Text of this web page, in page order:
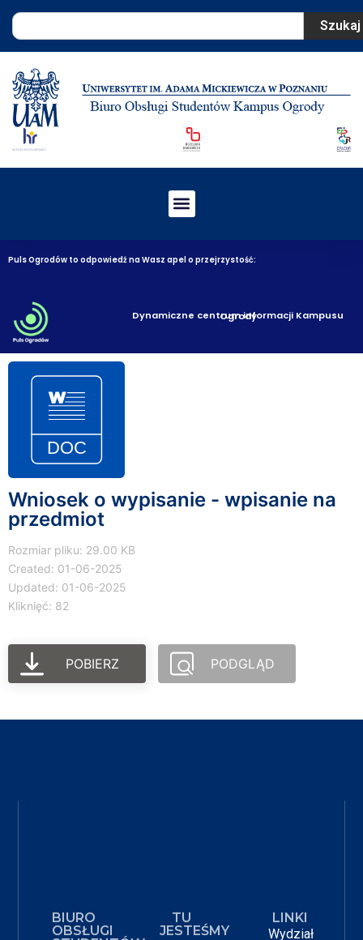
Szukaj
Puls Ogrodów to odpowiedź na Wasz apel o przejrzystość:
Dynamiczne centrum informacji Kampusu Ogrody
Wniosek o wypisanie - wpisanie na
przedmiot
Rozmiar pliku: 29.00 KB
Created: 01-06-2025
Updated: 01-06-2025
Kliknięć: 82
POBIERZ PODGLĄD
BIURO
OBSŁUGI
TU
JESTEŚMY
LINKI
Wydział